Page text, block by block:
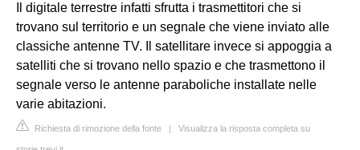
Il digitale terrestre infatti sfrutta i trasmettitori che si
trovano sul territorio e un segnale che viene inviato alle
classiche antenne TV. Il satellitare invece si appoggia a
satelliti che si trovano nello spazio e che trasmettono il
segnale verso le antenne paraboliche installate nelle
varie abitazioni.
Richiesta di rimozione della fonte | Visualizza la risposta completa su